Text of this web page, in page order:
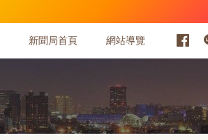
新聞局首頁 網站導覽